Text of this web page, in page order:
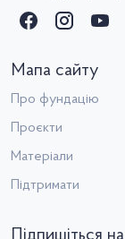
Мапа сайту
Про фундацію
Проєкти
Матеріали
Підтримати
Підпишіться